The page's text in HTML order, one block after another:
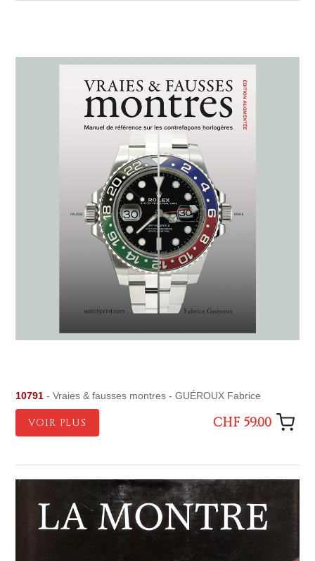
10791 - Vraies & fausses montres - GUÉROUX Fabrice
VOIR PLUS CHF 59.00